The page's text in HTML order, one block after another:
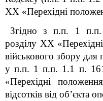
XX «Перехідні
Згідно з п.п. 1
розділу XX
військового збору для
у п.п. 1 п.п. 1.1 п. 16
«Перехідні
відсотків від об’єкта